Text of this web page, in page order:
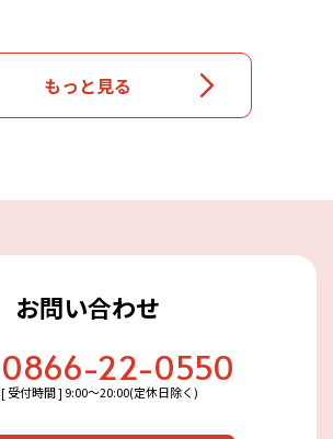
もっと見る
お問い合わせ
0866-22-0550
[ 受付時間 ] 9:00〜20:00(定休日除く)